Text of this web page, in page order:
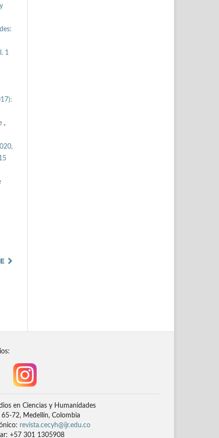
1
,
en Ciencias y Humanidades
65-72, Medellín, Colombia
revista.cecyh@ijr.edu.co
+57 301 1305908